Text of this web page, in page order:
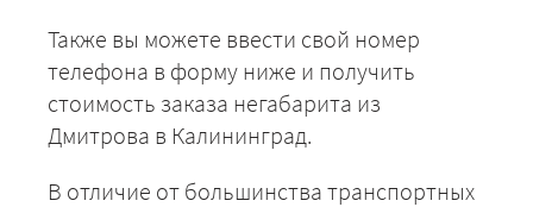
Также вы можете ввести свой номер
телефона в форму ниже и получить
стоимость заказа негабарита из
Дмитрова в Калининград.
В отличие от большинства транспортных